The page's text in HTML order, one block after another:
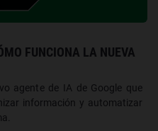
FUNCIONA LA NUEVA
agente de IA de Google que
información y automatizar